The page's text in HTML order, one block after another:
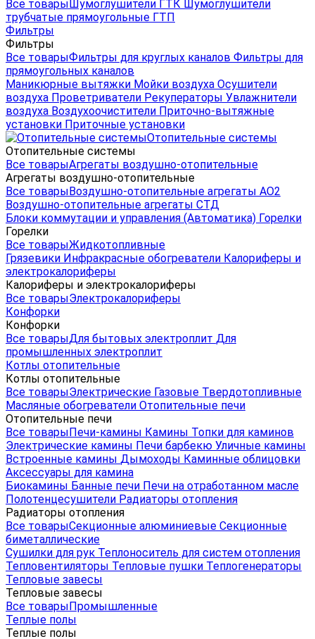
Все товарыШумоглушители ГТК Шумоглушители
трубчатые прямоугольные ГТП
Фильтры
Фильтры
Все товарыФильтры для круглых каналов Фильтры для
прямоугольных каналов
Маникюрные вытяжки Мойки воздуха Осушители
воздуха Проветриватели Рекуператоры Увлажнители
воздуха Воздухоочистители Приточно-вытяжные
установки Приточные установки
Отопительные системы
Отопительные системы
Все товарыАгрегаты воздушно-отопительные
Агрегаты воздушно-отопительные
Все товарыВоздушно-отопительные агрегаты АО2
Воздушно-отопительные агрегаты СТД
Блоки коммутации и управления (Автоматика) Горелки
Горелки
Все товарыЖидкотопливные
Грязевики Инфракрасные обогреватели Калориферы и
электрокалориферы
Калориферы и электрокалориферы
Все товарыЭлектрокалориферы
Конфорки
Конфорки
Все товарыДля бытовых электроплит Для
промышленных электроплит
Котлы отопительные
Котлы отопительные
Все товарыЭлектрические Газовые Твердотопливные
Масляные обогреватели Отопительные печи
Отопительные печи
Все товарыПечи-камины Камины Топки для каминов
Электрические камины Печи барбекю Уличные камины
Встроенные камины Дымоходы Каминные облицовки
Аксессуары для камина
Биокамины Банные печи Печи на отработанном масле
Полотенцесушители Радиаторы отопления
Радиаторы отопления
Все товарыСекционные алюминиевые Секционные
биметаллические
Сушилки для рук Теплоноситель для систем отопления
Тепловентиляторы Тепловые пушки Теплогенераторы
Тепловые завесы
Тепловые завесы
Все товарыПромышленные
Теплые полы
Теплые полы